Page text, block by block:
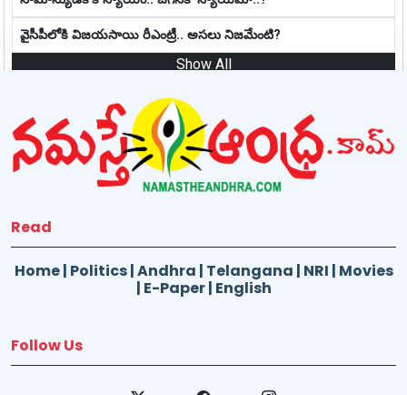
వైసీపీలోకి విజయసాయి రీఎంట్రీ.. అసలు నిజమేంటి?
Show All
Read
Home| Politics|Andhra | Telangana | NRI | Movies
| E-Paper| English
Follow Us